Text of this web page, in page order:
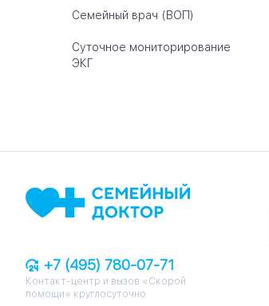
Семейный врач (ВОП)
Суточное мониторирование
ЭКГ
+7 (495) 780-07-71
Контакт-центр и вызов «Скорой
помощи» круглосуточно